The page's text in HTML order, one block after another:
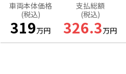
車両本体価格
(税込)
319万円
支払総額
(税込)
326.3万円